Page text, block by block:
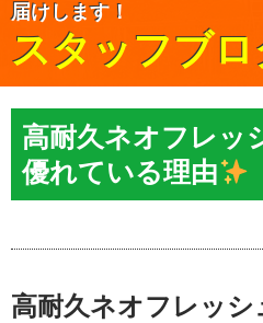
届けします！
スタッフブ
高耐久ネオフレッ
優れている理由
高耐久ネオフレッ